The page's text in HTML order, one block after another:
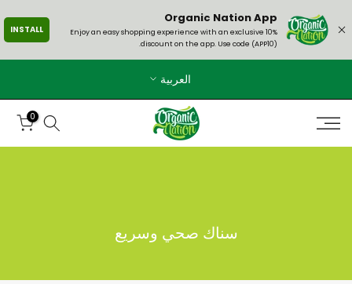
الانتقال
إلى
Organic Nation App
Enjoy an easy shopping experience with an exclusive 10%
discount on the app. Use code (APP10).
INSTALL
العربية
0
سناك صحي وسريع